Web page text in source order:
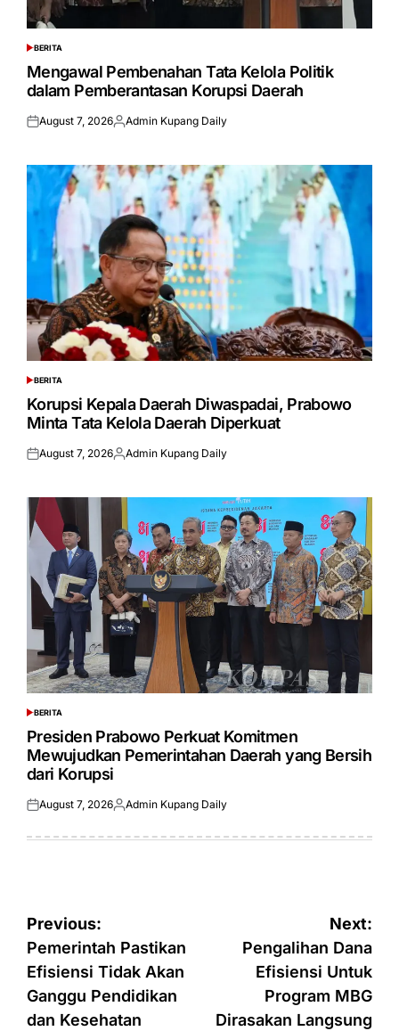
POSTED
IN
BERITA
Mengawal Pembenahan Tata Kelola Politik
dalam Pemberantasan Korupsi Daerah
Posted
August 7, 2026Posted
Admin Kupang Daily
POSTED
IN
BERITA
Korupsi Kepala Daerah Diwaspadai, Prabowo
Minta Tata Kelola Daerah Diperkuat
Posted
August 7, 2026Posted
Admin Kupang Daily
POSTED
IN
BERITA
Presiden Prabowo Perkuat Komitmen
Mewujudkan Pemerintahan Daerah yang Bersih
dari Korupsi
Posted
August 7, 2026Posted
Admin Kupang Daily
Post
navigation
Previous:
Pemerintah Pastikan
Efisiensi Tidak Akan
Ganggu Pendidikan
dan Kesehatan
Next:
Pengalihan Dana
Efisiensi Untuk
Program MBG
Dirasakan Langsung